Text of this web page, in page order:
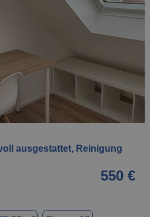
ausgestattet, Reinigung
550 €